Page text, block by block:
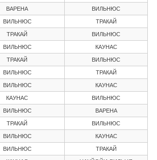
ВАРЕНА ВИЛЬНЮС
ВИЛЬНЮС ТРАКАЙ
ТРАКАЙ ВИЛЬНЮС
ВИЛЬНЮС КАУНАС
ТРАКАЙ ВИЛЬНЮС
ВИЛЬНЮС ТРАКАЙ
ВИЛЬНЮС КАУНАС
КАУНАС ВИЛЬНЮС
ВИЛЬНЮС ВАРЕНА
ТРАКАЙ ВИЛЬНЮС
ВИЛЬНЮС КАУНАС
ВИЛЬНЮС ТРАКАЙ